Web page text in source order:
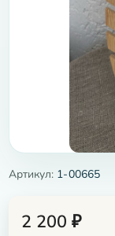
Артикул: 1-00665
2 200 ₽